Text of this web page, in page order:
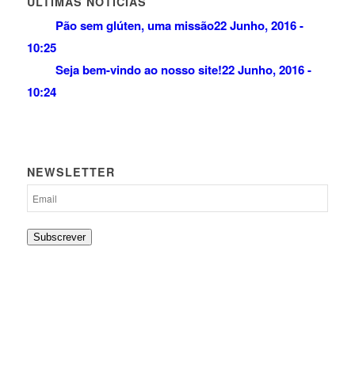
Pão sem glúten, uma missão22 Junho, 2016 -
10:25
Seja bem-vindo ao nosso site!22 Junho, 2016 -
10:24
NEWSLETTER
Subscrever